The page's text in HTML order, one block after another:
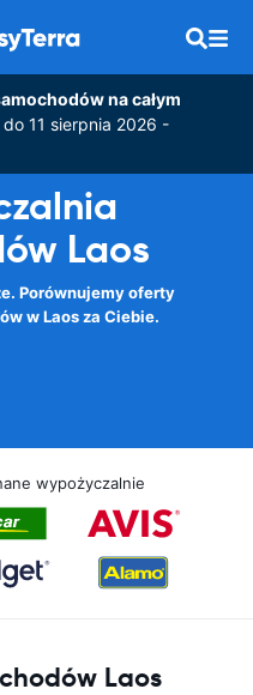
na całym
11 sierpnia 2026 -
Laos
Porównujemy oferty
w Laos za Ciebie.
wypożyczalnie
Laos